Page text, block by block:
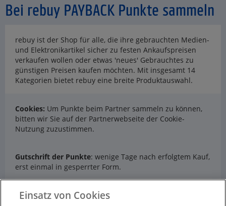
Bei rebuy PAYBACK Punkte sammeln
rebuy ist der Shop für alle, die ihre gebrauchten Medien-
und Elektronikartikel sicher zu festen Ankaufspreisen
verkaufen wollen oder etwas 'neues' Gebrauchtes zu
günstigen Preisen kaufen möchten. Mit insgesamt 14
Kategorien bietet rebuy eine breite Produktauswahl.
Cookies: Um Punkte beim Partner sammeln zu können,
bitten wir Sie auf der Partnerwebseite der Cookie-
Nutzung zuzustimmen.
Gutschrift der Punkte: wenige Tage nach erfolgtem Kauf,
erst einmal in gesperrter Form.
Entsperrung der Punkte:nach ca. 12 Wochen, sofern Sie
Einsatz von Cookies